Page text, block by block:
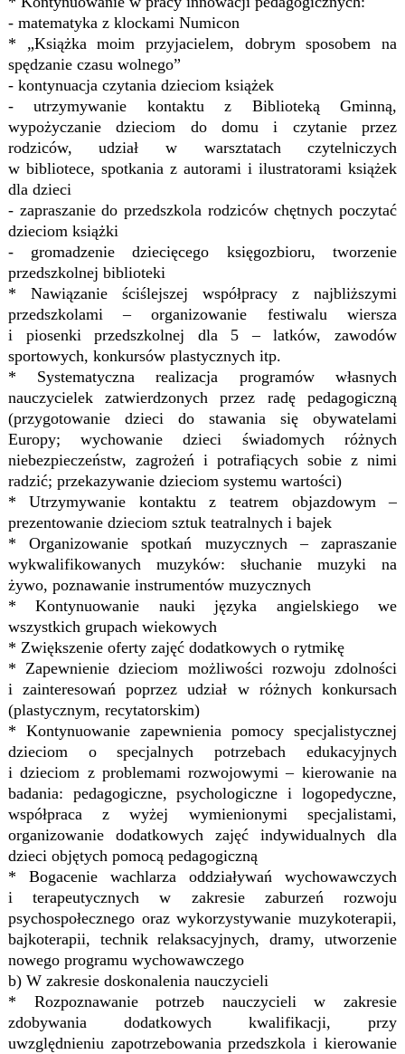
- matematyka z klockami Numicon
* „Książka moim przyjacielem, dobrym sposobem na
spędzanie czasu wolnego”
- kontynuacja czytania dzieciom książek
- utrzymywanie kontaktu z Biblioteką Gminną,
wypożyczanie dzieciom do domu i czytanie przez
rodziców, udział w warsztatach czytelniczych
w bibliotece, spotkania z autorami i ilustratorami książek
dla dzieci
- zapraszanie do przedszkola rodziców chętnych poczytać
dzieciom książki
- gromadzenie dziecięcego księgozbioru, tworzenie
przedszkolnej biblioteki
* Nawiązanie ściślejszej współpracy z najbliższymi
przedszkolami – organizowanie festiwalu wiersza
i piosenki przedszkolnej dla 5 – latków, zawodów
sportowych, konkursów plastycznych itp.
* Systematyczna realizacja programów własnych
nauczycielek zatwierdzonych przez radę pedagogiczną
(przygotowanie dzieci do stawania się obywatelami
Europy; wychowanie dzieci świadomych różnych
niebezpieczeństw, zagrożeń i potrafiących sobie z nimi
radzić; przekazywanie dzieciom systemu wartości)
* Utrzymywanie kontaktu z teatrem objazdowym –
prezentowanie dzieciom sztuk teatralnych i bajek
* Organizowanie spotkań muzycznych – zapraszanie
wykwalifikowanych muzyków: słuchanie muzyki na
żywo, poznawanie instrumentów muzycznych
* Kontynuowanie nauki języka angielskiego we
wszystkich grupach wiekowych
* Zwiększenie oferty zajęć dodatkowych o rytmikę
* Zapewnienie dzieciom możliwości rozwoju zdolności
i zainteresowań poprzez udział w różnych konkursach
(plastycznym, recytatorskim)
* Kontynuowanie zapewnienia pomocy specjalistycznej
dzieciom o specjalnych potrzebach edukacyjnych
i dzieciom z problemami rozwojowymi – kierowanie na
badania: pedagogiczne, psychologiczne i logopedyczne,
współpraca z wyżej wymienionymi specjalistami,
organizowanie dodatkowych zajęć indywidualnych dla
dzieci objętych pomocą pedagogiczną
* Bogacenie wachlarza oddziaływań wychowawczych
i terapeutycznych w zakresie zaburzeń rozwoju
psychospołecznego oraz wykorzystywanie muzykoterapii,
bajkoterapii, technik relaksacyjnych, dramy, utworzenie
nowego programu wychowawczego
b) W zakresie doskonalenia nauczycieli
* Rozpoznawanie potrzeb nauczycieli w zakresie
zdobywania dodatkowych kwalifikacji, przy
uwzględnieniu zapotrzebowania przedszkola i kierowanie